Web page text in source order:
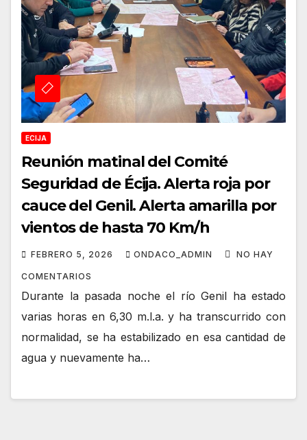
ECIJA
Reunión matinal del Comité
Seguridad de Écija. Alerta roja por
cauce del Genil. Alerta amarilla por
vientos de hasta 70 Km/h
FEBRERO 5, 2026 ONDACO_ADMIN NO HAY
COMENTARIOS
Durante la pasada noche el río Genil ha estado
varias horas en 6,30 m.l.a. y ha transcurrido con
normalidad, se ha estabilizado en esa cantidad de
agua y nuevamente ha…